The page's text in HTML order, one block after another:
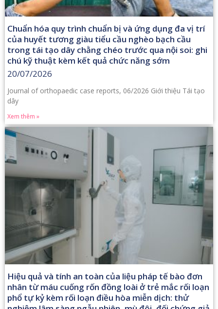
Chuẩn hóa quy trình chuẩn bị và ứng dụng đa vị trí
của huyết tương giàu tiểu cầu nghèo bạch cầu
trong tái tạo dây chằng chéo trước qua nội soi: ghi
chú kỹ thuật kèm kết quả chức năng sớm
20/07/2026
Journal of orthopaedic case reports, 06/2026 Giới thiệu Tái tạo
dây
Xem thêm »
Hiệu quả và tính an toàn của liệu pháp tế bào đơn
nhân từ máu cuống rốn đồng loài ở trẻ mắc rối loạn
phổ tự kỷ kèm rối loạn điều hòa miễn dịch: thử